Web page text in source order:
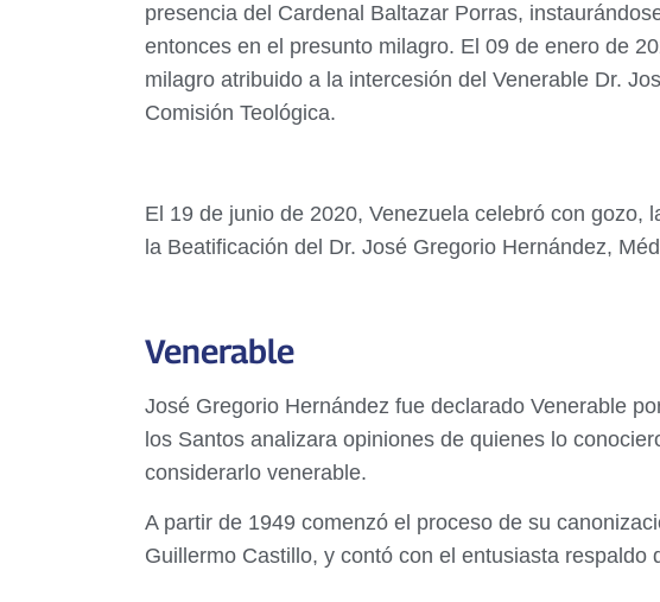
presencia del Cardenal Baltazar Porras,
entonces en el presunto milagro. El 09 de enero de
milagro atribuido a la intercesión del Venerable Dr.
Comisión Teológica.
El 19 de junio de 2020, Venezuela celebró con
la Beatificación del Dr. José Gregorio Hernández,
Venerable
José Gregorio Hernández fue declarado Venerable
los Santos analizara opiniones de quienes lo
considerarlo venerable.
A partir de 1949 comenzó el proceso de su
Guillermo Castillo, y contó con el entusiasta respaldo